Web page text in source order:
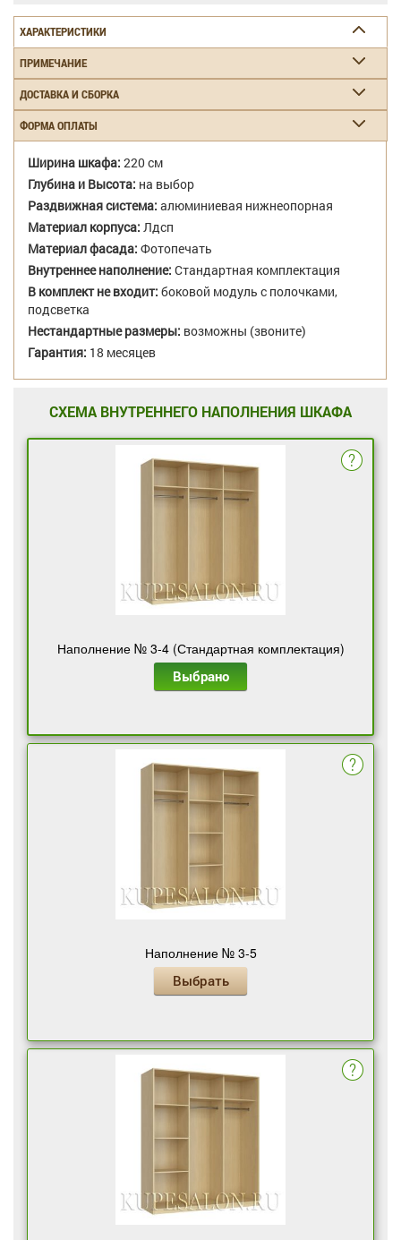
ХАРАКТЕРИСТИКИ
ПРИМЕЧАНИЕ
ДОСТАВКА И СБОРКА
ФОРМА ОПЛАТЫ
Ширина шкафа: 220 см
Глубина и Высота: на выбор
Раздвижная система: алюминиевая нижнеопорная
Материал корпуса: Лдсп
Материал фасада: Фотопечать
Внутреннее наполнение: Стандартная комплектация
В комплект не входит: боковой модуль с полочками,
подсветка
Нестандартные размеры: возможны (звоните)
Гарантия: 18 месяцев
СХЕМА ВНУТРЕННЕГО НАПОЛНЕНИЯ ШКАФА
Наполнение № 3-4 (Стандартная комплектация)
Выбрано
Наполнение № 3-5
Выбрать